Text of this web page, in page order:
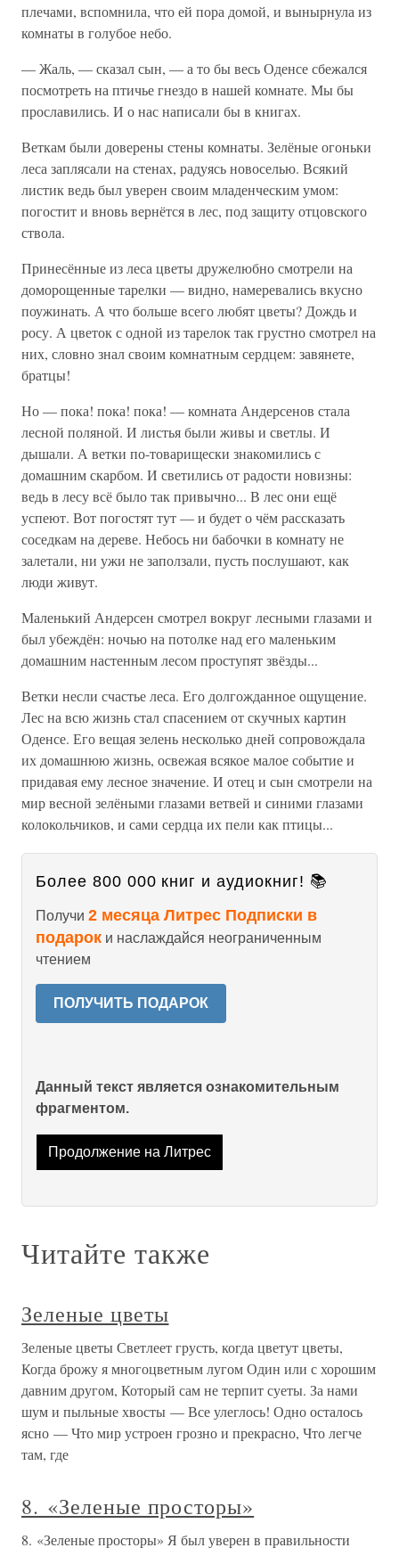
плечами, вспомнила, что ей пора домой, и вынырнула из
комнаты в голубое небо.
— Жаль, — сказал сын, — а то бы весь Оденсе сбежался
посмотреть на птичье гнездо в нашей комнате. Мы бы
прославились. И о нас написали бы в книгах.
Веткам были доверены стены комнаты. Зелёные огоньки
леса заплясали на стенах, радуясь новоселью. Всякий
листик ведь был уверен своим младенческим умом:
погостит и вновь вернётся в лес, под защиту отцовского
ствола.
Принесённые из леса цветы дружелюбно смотрели на
доморощенные тарелки — видно, намеревались вкусно
поужинать. А что больше всего любят цветы? Дождь и
росу. А цветок с одной из тарелок так грустно смотрел на
них, словно знал своим комнатным сердцем: завянете,
братцы!
Но — пока! пока! пока! — комната Андерсенов стала
лесной поляной. И листья были живы и светлы. И
дышали. А ветки по-товарищески знакомились с
домашним скарбом. И светились от радости новизны:
ведь в лесу всё было так привычно... В лес они ещё
успеют. Вот погостят тут — и будет о чём рассказать
соседкам на дереве. Небось ни бабочки в комнату не
залетали, ни ужи не заползали, пусть послушают, как
люди живут.
Маленький Андерсен смотрел вокруг лесными глазами и
был убеждён: ночью на потолке над его маленьким
домашним настенным лесом проступят звёзды...
Ветки несли счастье леса. Его долгожданное ощущение.
Лес на всю жизнь стал спасением от скучных картин
Оденсе. Его вещая зелень несколько дней сопровождала
их домашнюю жизнь, освежая всякое малое событие и
придавая ему лесное значение. И отец и сын смотрели на
мир весной зелёными глазами ветвей и синими глазами
колокольчиков, и сами сердца их пели как птицы...
Более 800 000 книг и аудиокниг! 📚
Получи 2 месяца Литрес Подписки в
подарок и наслаждайся неограниченным
чтением
ПОЛУЧИТЬ ПОДАРОК
Данный текст является ознакомительным
фрагментом.
Продолжение на Литрес
Читайте также
Зеленые цветы
Зеленые цветы Светлеет грусть, когда цветут цветы,
Когда брожу я многоцветным лугом Один или с хорошим
давним другом, Который сам не терпит суеты. За нами
шум и пыльные хвосты — Все улеглось! Одно осталось
ясно — Что мир устроен грозно и прекрасно, Что легче
там, где
8. «Зеленые просторы»
8. «Зеленые просторы» Я был уверен в правильности